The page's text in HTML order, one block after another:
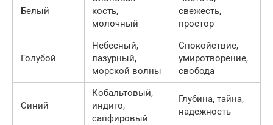
Белый
кость,
молочный
свежесть,
простор
Голубой
Небесный,
лазурный,
морской волны
Спокойствие,
умиротворение,
свобода
Синий
Кобальтовый,
индиго,
сапфировый
Глубина, тайна,
надежность